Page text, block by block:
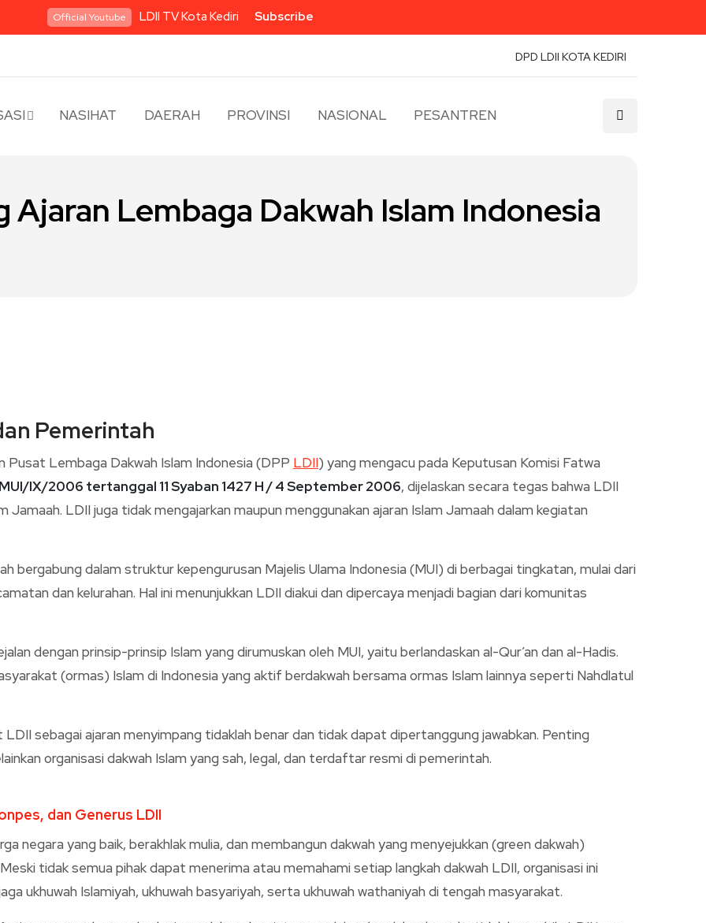
Official Youtube LDII TV Kota Kediri Subscribe
DPD LDII KOTA KEDIRI
NASIHAT DAERAH PROVINSI NASIONAL PESANTREN
Ajaran Lembaga Dakwah Islam Indonesia
Pemerintah
Pusat Lembaga Dakwah Islam Indonesia (DPP LDII) yang mengacu pada Keputusan Komisi Fatwa
IX/2006 tertanggal 11 Syaban 1427 H / 4 September 2006, dijelaskan secara tegas bahwa LDII
Jamaah. LDII juga tidak mengajarkan maupun menggunakan ajaran Islam Jamaah dalam kegiatan
bergabung dalam struktur kepengurusan Majelis Ulama Indonesia (MUI) di berbagai tingkatan, mulai dari
dan kelurahan. Hal ini menunjukkan LDII diakui dan dipercaya menjadi bagian dari komunitas
dengan prinsip-prinsip Islam yang dirumuskan oleh MUI, yaitu berlandaskan al-Qur’an dan al-Hadis.
(ormas) Islam di Indonesia yang aktif berdakwah bersama ormas Islam lainnya seperti Nahdlatul
sebagai ajaran menyimpang tidaklah benar dan tidak dapat dipertanggung jawabkan. Penting
organisasi dakwah Islam yang sah, legal, dan terdaftar resmi di pemerintah.
dan Generus LDII
negara yang baik, berakhlak mulia, dan membangun dakwah yang menyejukkan (green dakwah)
tidak semua pihak dapat menerima atau memahami setiap langkah dakwah LDII, organisasi ini
ukhuwah Islamiyah, ukhuwah basyariyah, serta ukhuwah wathaniyah di tengah masyarakat.